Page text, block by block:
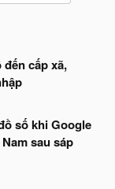
cấp xã,
số khi Google
sau sáp